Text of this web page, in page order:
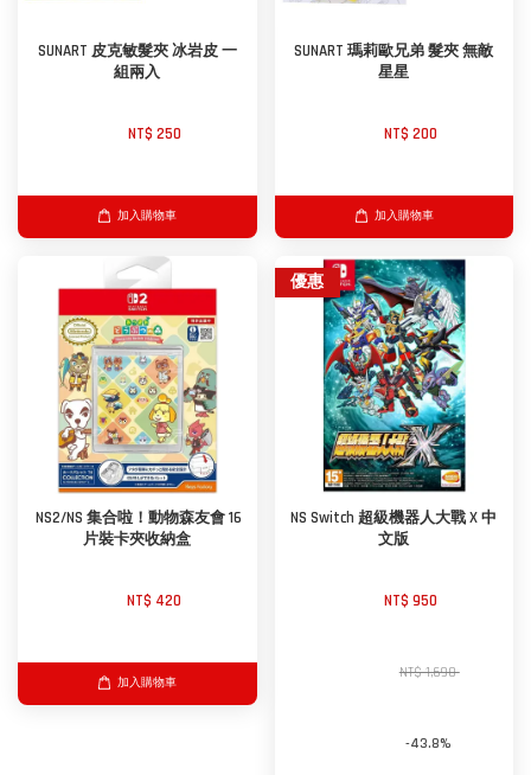
SUNART 皮克敏髮夾 冰岩皮 一
組兩入
NT$ 250
加入購物車
SUNART 瑪莉歐兄弟 髮夾 無敵
星星
NT$ 200
加入購物車
片裝卡夾收納盒
NT$ 420
加入購物車
優惠
NS Switch 超級機器人大戰 X 中
文版
NT$ 950
NT$ 1,690
-43.8%